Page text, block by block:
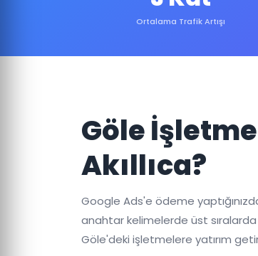
Ortalama Trafik Artışı
Göle
Akıllıca?
Google Ads'e ödeme
anahtar kelimelerde üst
Göle'deki işletmelere yatırım